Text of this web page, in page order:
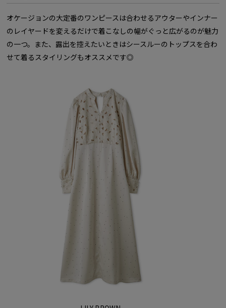
オケージョンの大定番のワンピースは合わせるアウターやインナー
のレイヤードを変えるだけで着こなしの幅がぐっと広がるのが魅力
の一つ。また、露出を控えたいときはシースルーのトップスを合わ
せて着るスタイリングもオススメです◎